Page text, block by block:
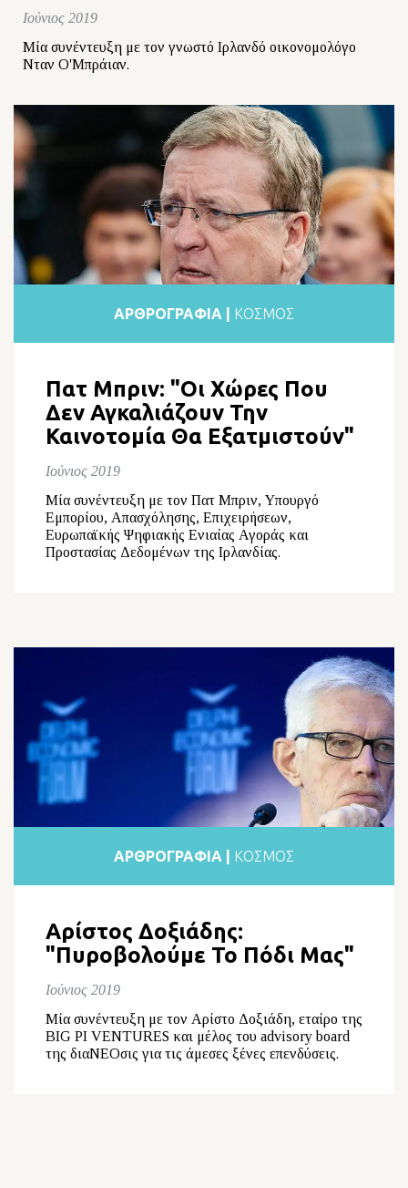
Ιούνιος 2019
Μία συνέντευξη με τον γνωστό Ιρλανδό οικονομολόγο
Νταν Ο'Μπράιαν.
ΑΡΘΡΟΓΡΑΦΙΑ | ΚΟΣΜΟΣ
Πατ Μπριν: "Οι Χώρες Που
Δεν Αγκαλιάζουν Την
Καινοτομία Θα Εξατμιστούν"
Ιούνιος 2019
Μία συνέντευξη με τον Πατ Μπριν, Yπουργό
Εμπορίου, Απασχόλησης, Επιχειρήσεων,
Ευρωπαϊκής Ψηφιακής Ενιαίας Αγοράς και
Προστασίας Δεδομένων της Ιρλανδίας.
ΑΡΘΡΟΓΡΑΦΙΑ | ΚΟΣΜΟΣ
Αρίστος Δοξιάδης:
"Πυροβολούμε Το Πόδι Μας"
Ιούνιος 2019
Μία συνέντευξη με τον Αρίστο Δοξιάδη, εταίρο της
BIG PI VENTURES και μέλος του advisory board
της διαΝΕΟσις για τις άμεσες ξένες επενδύσεις.